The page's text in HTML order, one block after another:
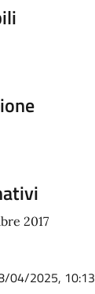
2017
04/2025, 10:13